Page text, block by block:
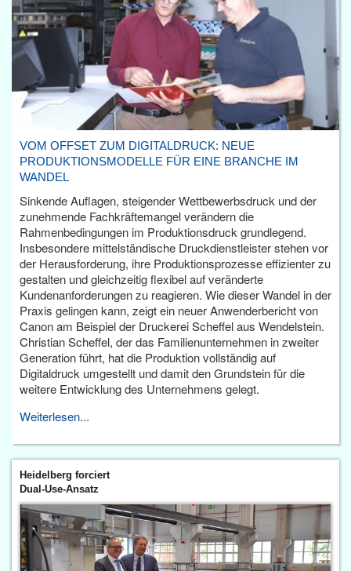
VOM OFFSET ZUM DIGITALDRUCK: NEUE
PRODUKTIONSMODELLE FÜR EINE BRANCHE IM
WANDEL
Sinkende Auflagen, steigender Wettbewerbsdruck und der
zunehmende Fachkräftemangel verändern die
Rahmenbedingungen im Produktionsdruck grundlegend.
Insbesondere mittelständische Druckdienstleister stehen vor
der Herausforderung, ihre Produktionsprozesse effizienter zu
gestalten und gleichzeitig flexibel auf veränderte
Kundenanforderungen zu reagieren. Wie dieser Wandel in der
Praxis gelingen kann, zeigt ein neuer Anwenderbericht von
Canon am Beispiel der Druckerei Scheffel aus Wendelstein.
Christian Scheffel, der das Familienunternehmen in zweiter
Generation führt, hat die Produktion vollständig auf
Digitaldruck umgestellt und damit den Grundstein für die
weitere Entwicklung des Unternehmens gelegt.
Weiterlesen...
Heidelberg forciert
Dual-Use-Ansatz